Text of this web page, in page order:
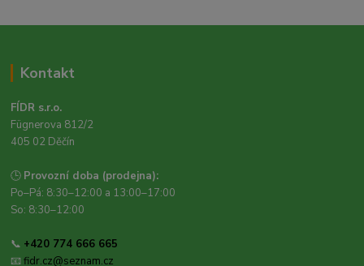
Kontakt
FÍDR s.r.o.
Fügnerova 812/2
405 02 Děčín
🕒 Provozní doba (prodejna):
Po–Pá: 8:30–12:00 a 13:00–17:00
So: 8:30–12:00
📞 +420 774 666 665
📧fidr.cz@seznam.cz